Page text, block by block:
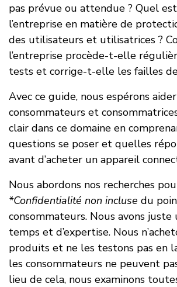
pas prévue ou attendue ? Quel
l’entreprise en matière de
des utilisateurs et utilisatrices ?
l’entreprise procède-t-elle
tests et corrige-t-elle les failles
Avec ce guide, nous espérons
consommateurs et
clair dans ce domaine en
questions se poser et quelles
avant d’acheter un appareil
Nous abordons nos recherches
*Confidentialité non incluse du
consommateurs. Nous avons
temps et d’expertise. Nous
produits et ne les testons pas en
les consommateurs ne peuvent
lieu de cela, nous examinons